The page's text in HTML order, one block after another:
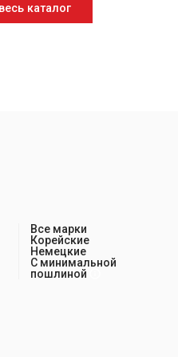
каталог
Все марки
Корейские
Немецкие
С минимальной
пошлиной